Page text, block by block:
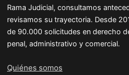
Rama Judicial, consultamos
revisamos su trayectoria. Desde
de 90.000 solicitudes en derecho
penal, administrativo y comercial.
Quiénes somos